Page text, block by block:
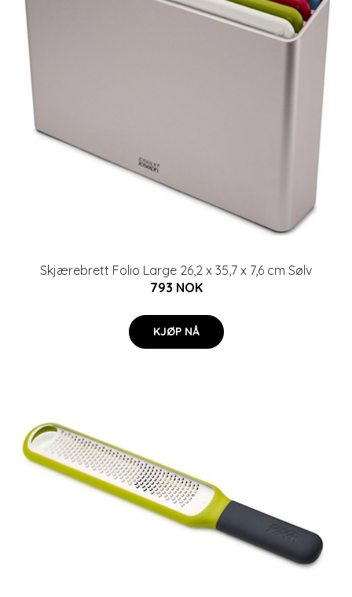
Skjærebrett Folio Large 26,2 x 35,7 x 7,6 cm Sølv
793 NOK
KJØP NÅ